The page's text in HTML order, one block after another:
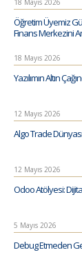
18 Mayıs 2026
Öğretim Üyemiz
Finans Merkezini
18 Mayıs 2026
Yazılımın Altın
12 Mayıs 2026
Algo Trade
12 Mayıs 2026
Odoo Atölyesi:
5 Mayıs 2026
Debug Etmeden